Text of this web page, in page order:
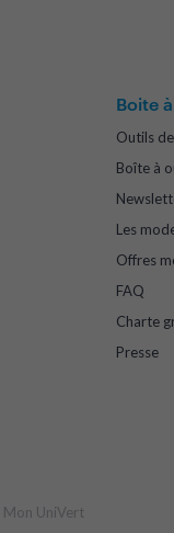
Boite
Outils
Boîte à
Les
Offres
FAQ
Charte
Presse
Mon UniVert